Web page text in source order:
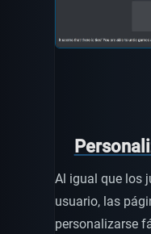
Al igual que los
usuario, las
personalizarse